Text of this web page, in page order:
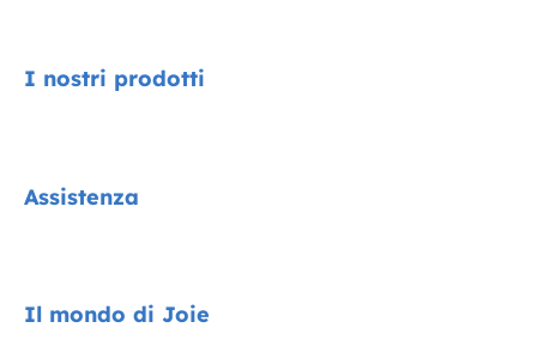
I nostri prodotti
Seggiolini auto
Assistenza
Il mondo di Joie